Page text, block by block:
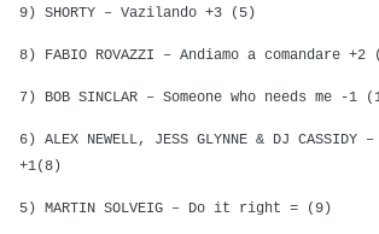
9) SHORTY – Vazilando +3 (5)
8) FABIO ROVAZZI – Andiamo a comandare +2
7) BOB SINCLAR – Someone who needs me -1
6) ALEX NEWELL, JESS GLYNNE & DJ
+1(8)
5) MARTIN SOLVEIG – Do it right = (9)